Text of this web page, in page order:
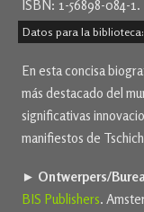
ISBN: 1-56898-084-1.
Datos para la biblioteca:
En esta concisa
más destacado del
significativas
manifiestos de
► Ontwerpers/
BIS Publishers.